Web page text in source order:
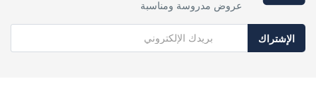
عروض مدروسة ومناسبة
الإشتراك